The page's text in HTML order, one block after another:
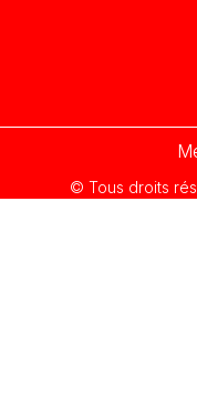
© Tous droits